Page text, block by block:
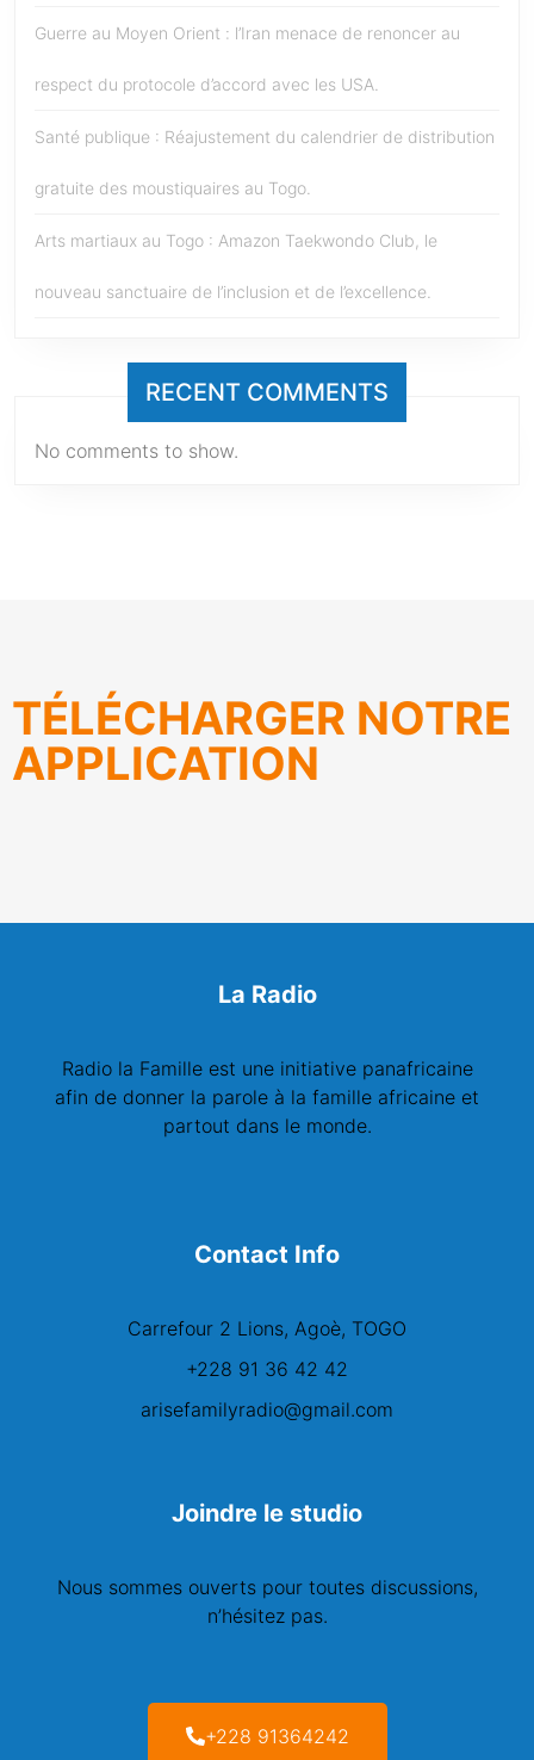
Guerre au Moyen Orient : l’Iran menace de renoncer au
respect du protocole d’accord avec les USA.
Santé publique : Réajustement du calendrier de distribution
gratuite des moustiquaires au Togo.
Arts martiaux au Togo : Amazon Taekwondo Club, le
nouveau sanctuaire de l’inclusion et de l’excellence.
RECENT COMMENTS
No comments to show.
TÉLÉCHARGER NOTRE
APPLICATION
La Radio
Radio la Famille est une initiative panafricaine
afin de donner la parole à la famille africaine et
partout dans le monde.
Contact Info
Carrefour 2 Lions, Agoè, TOGO
+228 91 36 42 42
arisefamilyradio@gmail.com
Joindre le studio
Nous sommes ouverts pour toutes discussions,
n’hésitez pas.
+228 91364242